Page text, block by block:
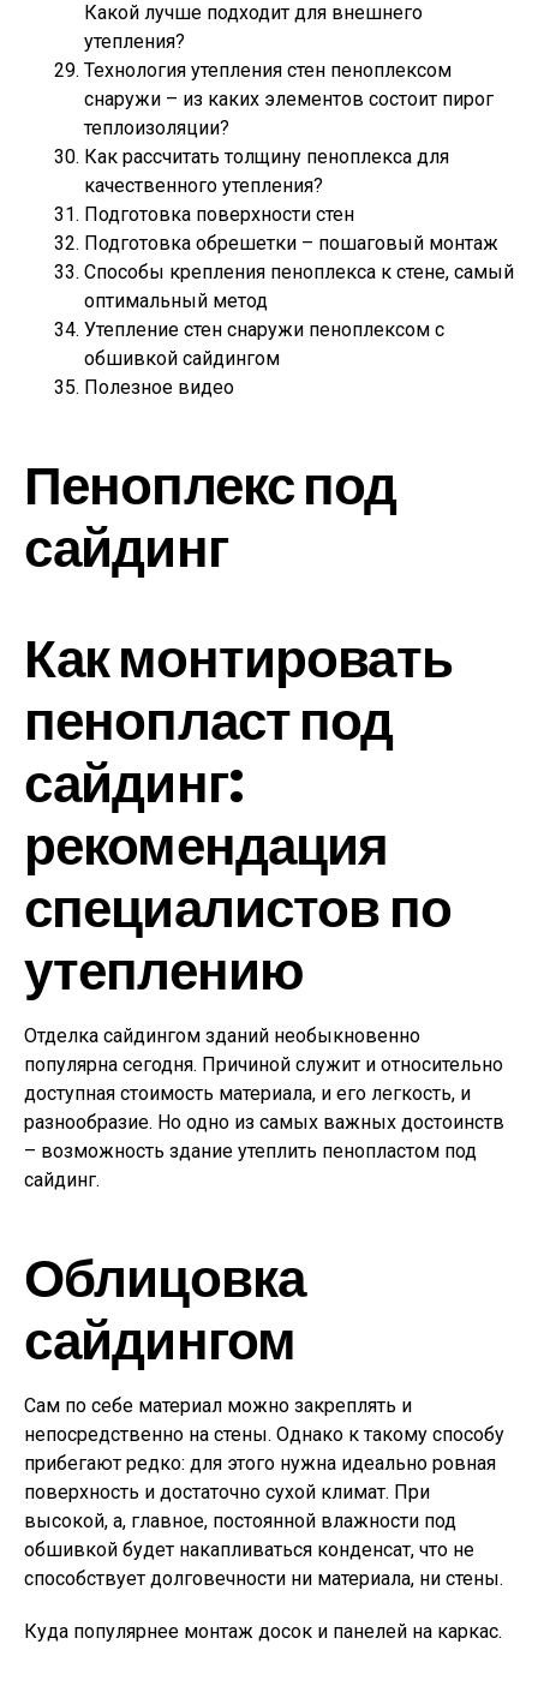
Какой лучше подходит для внешнего
утепления?
Технология утепления стен пеноплексом
снаружи – из каких элементов состоит пирог
теплоизоляции?
Как рассчитать толщину пеноплекса для
качественного утепления?
Подготовка поверхности стен
Подготовка обрешетки – пошаговый монтаж
Способы крепления пеноплекса к стене, самый
оптимальный метод
Утепление стен снаружи пеноплексом с
обшивкой сайдингом
Полезное видео
Пеноплекс под
сайдинг
Как монтировать
пенопласт под
сайдинг:
рекомендация
специалистов по
утеплению
Отделка сайдингом зданий необыкновенно
популярна сегодня. Причиной служит и относительно
доступная стоимость материала, и его легкость, и
разнообразие. Но одно из самых важных достоинств
– возможность здание утеплить пенопластом под
сайдинг.
Облицовка
сайдингом
Сам по себе материал можно закреплять и
непосредственно на стены. Однако к такому способу
прибегают редко: для этого нужна идеально ровная
поверхность и достаточно сухой климат. При
высокой, а, главное, постоянной влажности под
обшивкой будет накапливаться конденсат, что не
способствует долговечности ни материала, ни стены.
Куда популярнее монтаж досок и панелей на каркас.